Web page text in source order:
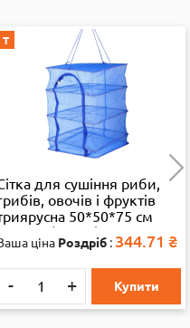
Т
для сушіння риби,
овочів і фруктів
50*50*75 см
велика (35892)
ціна Роздріб : 344.71 ₴
- + Купити